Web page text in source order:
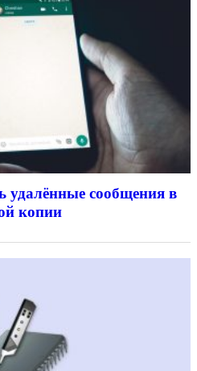
удалённые сообщения в
копии